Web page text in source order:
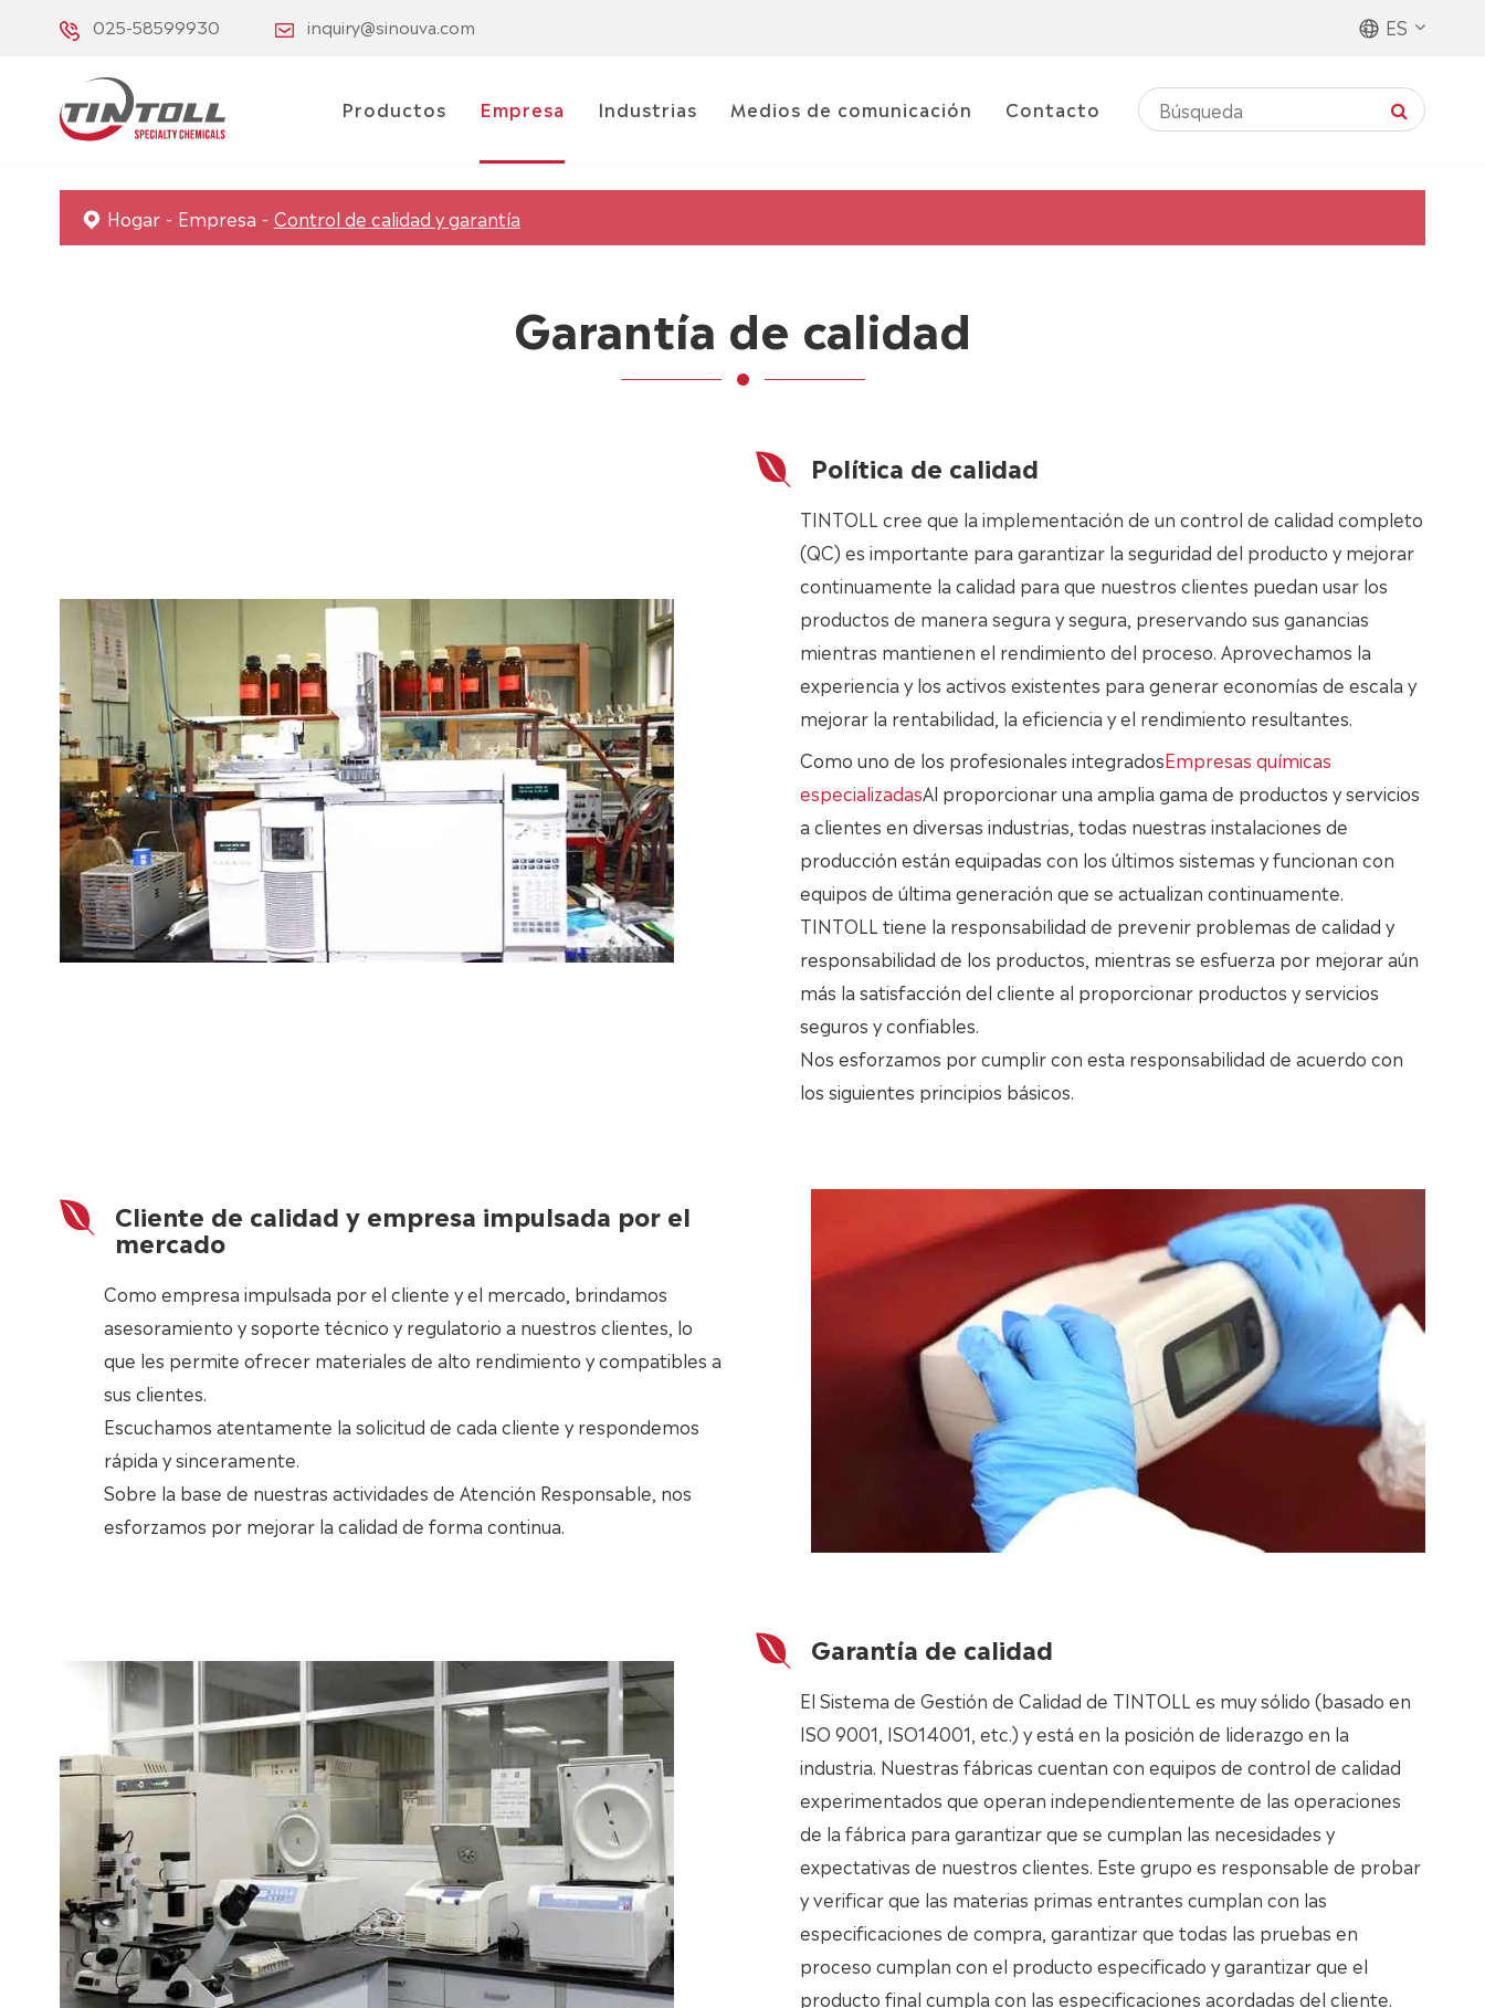
025-58599930 inquiry@sinouva.com ES
Productos Empresa Industrias Medios de comunicación Contacto
Hogar Empresa Control de calidad y garantía
Garantía de calidad
Política de calidad
TINTOLL cree que la implementación de un control de calidad completo
(QC) es importante para garantizar la seguridad del producto y mejorar
continuamente la calidad para que nuestros clientes puedan usar los
productos de manera segura y segura, preservando sus ganancias
mientras mantienen el rendimiento del proceso. Aprovechamos la
experiencia y los activos existentes para generar economías de escala y
mejorar la rentabilidad, la eficiencia y el rendimiento resultantes.
Como uno de los profesionales integradosEmpresas químicas
especializadasAl proporcionar una amplia gama de productos y servicios
a clientes en diversas industrias, todas nuestras instalaciones de
producción están equipadas con los últimos sistemas y funcionan con
equipos de última generación que se actualizan continuamente.
TINTOLL tiene la responsabilidad de prevenir problemas de calidad y
responsabilidad de los productos, mientras se esfuerza por mejorar aún
más la satisfacción del cliente al proporcionar productos y servicios
seguros y confiables.
Nos esforzamos por cumplir con esta responsabilidad de acuerdo con
los siguientes principios básicos.
Cliente de calidad y empresa impulsada por el
mercado
Como empresa impulsada por el cliente y el mercado, brindamos
asesoramiento y soporte técnico y regulatorio a nuestros clientes, lo
que les permite ofrecer materiales de alto rendimiento y compatibles a
sus clientes.
Escuchamos atentamente la solicitud de cada cliente y respondemos
rápida y sinceramente.
Sobre la base de nuestras actividades de Atención Responsable, nos
esforzamos por mejorar la calidad de forma continua.
Garantía de calidad
El Sistema de Gestión de Calidad de TINTOLL es muy sólido (basado en
ISO 9001, ISO14001, etc.) y está en la posición de liderazgo en la
industria. Nuestras fábricas cuentan con equipos de control de calidad
experimentados que operan independientemente de las operaciones
de la fábrica para garantizar que se cumplan las necesidades y
expectativas de nuestros clientes. Este grupo es responsable de probar
y verificar que las materias primas entrantes cumplan con las
especificaciones de compra, garantizar que todas las pruebas en
proceso cumplan con el producto especificado y garantizar que el
producto final cumpla con las especificaciones acordadas del cliente.